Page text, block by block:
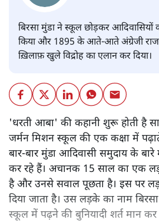
बिरसा मुंडा ने स्कूल छोड़कर
किया और 1895 के आते-आते अंग्रेजी
ख़िलाफ़ खुले विद्रोह का एलान कर दिया।
'धरती आबा' की कहानी शुरू होती है
जर्मन मिशन स्कूल की एक कक्षा में
बार-बार मुंडा आदिवासी समुदाय के बारे
कर रहे हैं। अचानक 15 साल का एक
है और उनसे सवाल पूछता है। इस पर
दिया जाता है। उस लड़के का नाम
स्कूल में पढ़ने की बुनियादी शर्त मान कर